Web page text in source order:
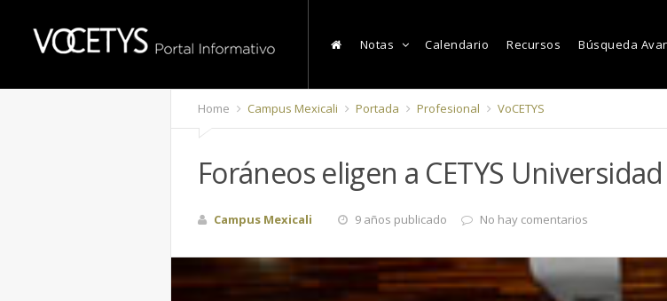
Notas Calendario Recursos Búsqueda
Home Campus Mexicali Portada Profesional VoCETYS
Foráneos eligen a CETYS
Campus Mexicali 9 años publicado No hay comentarios